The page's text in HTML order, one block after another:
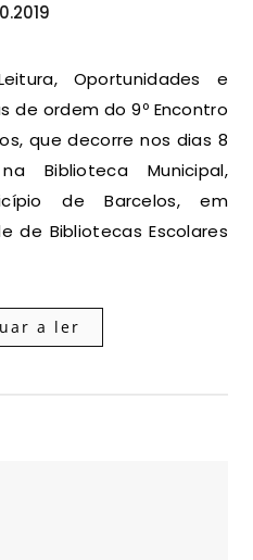
de ordem do 9º Encontro
que decorre nos dias 8
Biblioteca Municipal,
de Barcelos, em
de Bibliotecas Escolares
a ler